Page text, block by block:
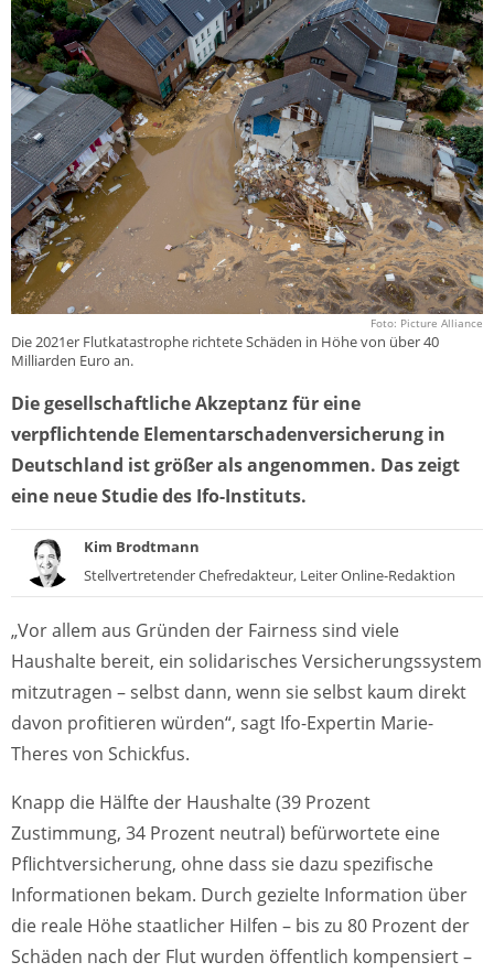
Foto: Picture Alliance
Die 2021er Flutkatastrophe richtete Schäden in Höhe von über 40
Milliarden Euro an.
Die gesellschaftliche Akzeptanz für eine
verpflichtende Elementarschadenversicherung in
Deutschland ist größer als angenommen. Das zeigt
eine neue Studie des Ifo-Instituts.
Kim Brodtmann
Stellvertretender Chefredakteur, Leiter Online-Redaktion
„Vor allem aus Gründen der Fairness sind viele
Haushalte bereit, ein solidarisches Versicherungssystem
mitzutragen – selbst dann, wenn sie selbst kaum direkt
davon profitieren würden“, sagt Ifo-Expertin Marie-
Theres von Schickfus.
Knapp die Hälfte der Haushalte (39 Prozent
Zustimmung, 34 Prozent neutral) befürwortete eine
Pflichtversicherung, ohne dass sie dazu spezifische
Informationen bekam. Durch gezielte Information über
die reale Höhe staatlicher Hilfen – bis zu 80 Prozent der
Schäden nach der Flut wurden öffentlich kompensiert –